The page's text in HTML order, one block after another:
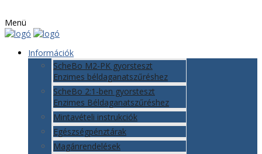
Menü
Információk
ScheBo M2-PK gyorsteszt
Enzimes béldaganatszűréshez
ScheBo 2:1-ben gyorsteszt
Enzimes Béldaganatszűréshez
Mintavételi instrukciók
Egészségpénztárak
Magánrendelések